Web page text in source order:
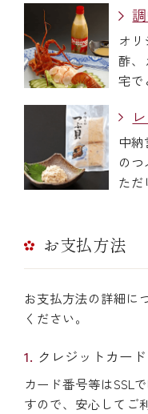
オ
酢、
宅で
中
の
ただ
お支払方法
お支払方法の詳細に
ください。
クレジットカード
カード番号等はSSL
すので、安心してご